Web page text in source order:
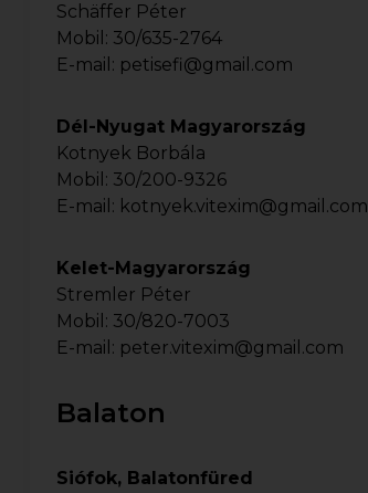
Schäffer Péter
Mobil: 30/635-2764
E-mail: petisefi@gmail.com
Dél-Nyugat Magyarország
Kotnyek Borbála
Mobil: 30/200-9326
E-mail: kotnyek.vitexim@gmail.com
Kelet-Magyarország
Stremler Péter
Mobil: 30/820-7003
E-mail: peter.vitexim@gmail.com
Balaton
Siófok, Balatonfüred